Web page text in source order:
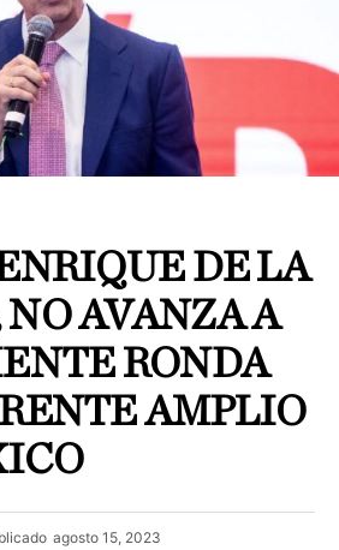
DE LA
AVANZA A
RONDA
AMPLIO
agosto 15, 2023